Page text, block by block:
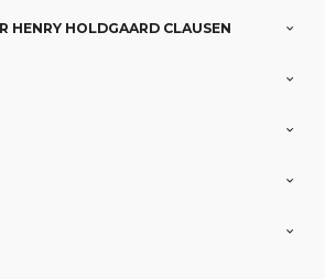
HENRY HOLDGAARD CLAUSEN